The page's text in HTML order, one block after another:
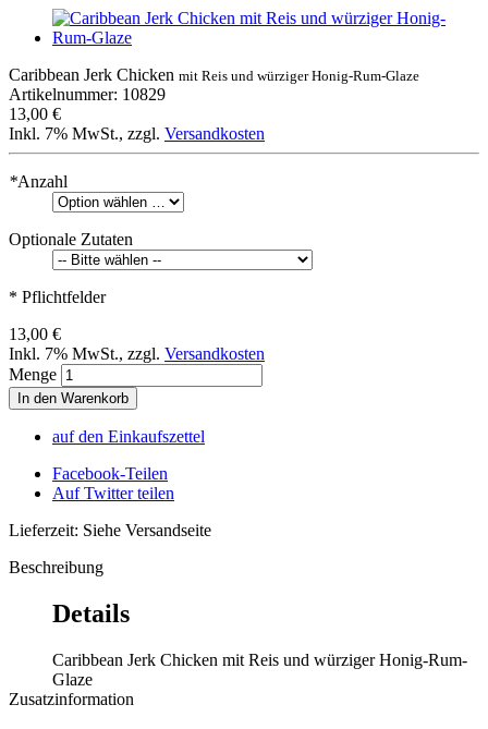
Caribbean Jerk Chicken mit Reis und würziger Honig-Rum-Glaze
Artikelnummer: 10829
13,00 €
Inkl. 7% MwSt., zzgl. Versandkosten
*Anzahl
Optionale Zutaten
* Pflichtfelder
13,00 €
Inkl. 7% MwSt., zzgl. Versandkosten
Menge
In den Warenkorb
auf den Einkaufszettel
Facebook-Teilen
Auf Twitter teilen
Lieferzeit: Siehe Versandseite
Beschreibung
Details
Caribbean Jerk Chicken mit Reis und würziger Honig-Rum-
Glaze
Zusatzinformation